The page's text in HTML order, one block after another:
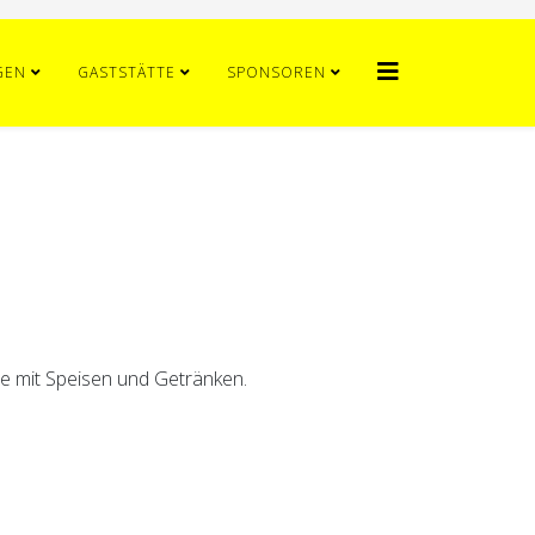
GASTSTÄTTE SPONSOREN
mit Speisen und Getränken.